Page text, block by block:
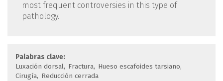
most frequent controversies in this type of
pathology.
Palabras clave:
Luxación dorsal
Fractura Hueso escafoides tarsiano
Cirugía Reducción cerrada